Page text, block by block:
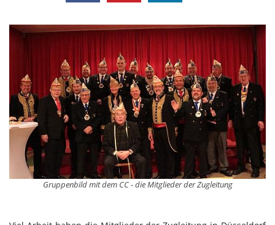
Gruppenbild mit dem CC - die Mitglieder der Zugleitung